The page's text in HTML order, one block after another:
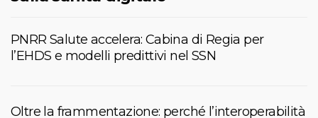
PNRR Salute accelera: Cabina di Regia per
l’EHDS e modelli predittivi nel SSN
Oltre la frammentazione: perché l’interoperabilità